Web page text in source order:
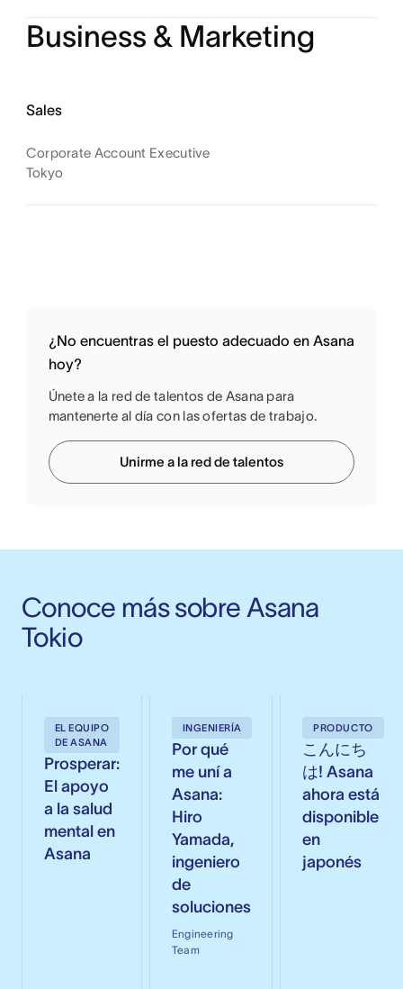
Business & Marketing
Sales
Corporate Account Executive
Tokyo
¿No encuentras el puesto adecuado en Asana
hoy?
Únete a la red de talentos de Asana para
mantenerte al día con las ofertas de trabajo.
Unirme a la red de talentos
Conoce más sobre Asana
Tokio
EL EQUIPO
DE ASANA
Prosperar:
El apoyo
a la salud
mental en
Asana
INGENIERÍA
Por qué
me uní a
Asana:
Hiro
Yamada,
ingeniero
de
soluciones
Engineering
Team
PRODUCTO
こんにち
は! Asana
ahora está
disponible
en
japonés